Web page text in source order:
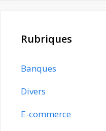
Rubriques
Banques
Divers
E-commerce